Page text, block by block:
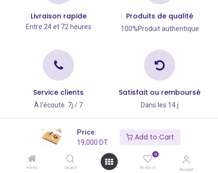
Price:
19,000 DT
Add to Cart
Home Search
0
Wishlist Account
Livraison rapide
Entre 24 et 72 heures
Produits de qualité
100%Produit authentique
Service clients
À l'écoute 7j / 7
Satisfait ou remboursé
Dans les 14 j
Copyright © Go Big 2026